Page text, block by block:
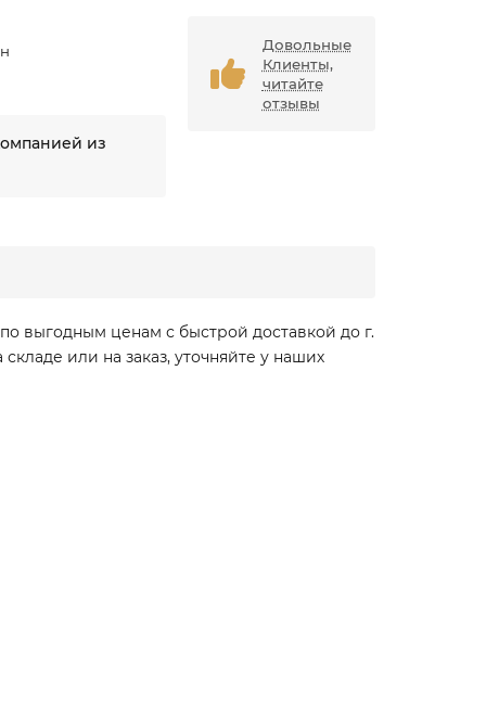
из
Довольные
Клиенты,
читайте
отзывы
выгодным ценам с быстрой доставкой до г.
или на заказ, уточняйте у наших